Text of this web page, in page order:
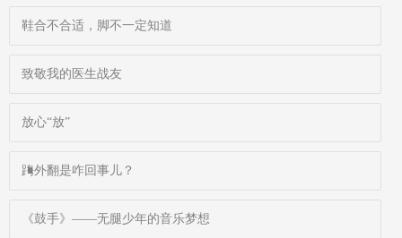
鞋合不合适，脚不一定知道
致敬我的医生战友
放心“放”
踇外翻是咋回事儿？
《鼓手》——无腿少年的音乐梦想